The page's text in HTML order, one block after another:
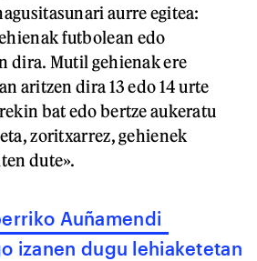
aurre egitea:
futbolean edo
dira. Mutil gehienak ere
aritzen dira 13 edo 14 urte
bat edo bertze aukeratu
zoritxarrez, gehienek
dute».
Auñamendi
izanen dugu lehiaketetan